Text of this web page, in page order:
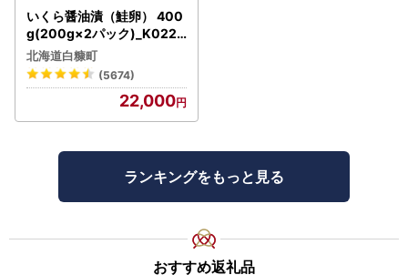
いくら醤油漬（鮭卵） 400
g(200g×2パック)_K022-
1676
北海道白糠町
(5674)
22,000
ランキングをもっと見る
おすすめ返礼品